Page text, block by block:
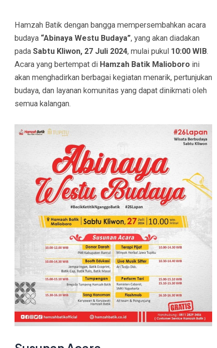
Hamzah Batik dengan bangga mempersembahkan acara
budaya “Abinaya Westu Budaya”, yang akan diadakan
pada Sabtu Kliwon, 27 Juli 2024, mulai pukul 10:00 WIB.
Acara yang bertempat di Hamzah Batik Malioboro ini
akan menghadirkan berbagai kegiatan menarik, pertunjukan
budaya, dan layanan komunitas yang dapat dinikmati oleh
semua kalangan.